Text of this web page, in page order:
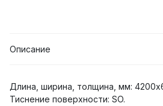
Описание
Длина, ширина, толщина, мм:
Тиснение поверхности: SO.